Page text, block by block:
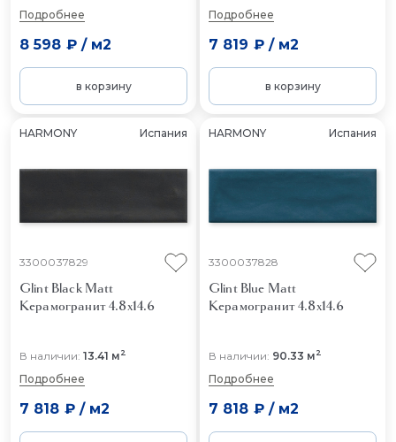
Подробнее
8 598 ₽/ м2
в корзину
Подробнее
7 819 ₽/ м2
в корзину
HARMONY Испания
3300037829
Glint Black Matt
Керамогранит 4.8x14.6
В наличии: 13.41 м2
Подробнее
7 818 ₽/ м2
HARMONY Испания
3300037828
Glint Blue Matt
Керамогранит 4.8x14.6
В наличии: 90.33 м2
Подробнее
7 818 ₽/ м2